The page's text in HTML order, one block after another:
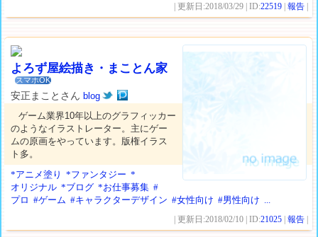
| 更新日:2018/03/29 | ID:22519 |報告 |
よろず屋絵描き・まことん家
スマホOK
安正まことさんblog
ゲーム業界10年以上のグラフィッカー
のようなイラストレーター。主にゲー
ムの原画をやっています。版権イラス
ト多。
*アニメ塗り
*ファンタジー *
オリジナル *ブログ *お仕事募集 #
プロ #ゲーム #キャラクターデザイン #女性向け #男性向け
| 更新日:2018/02/10 | ID:21025 |報告 |